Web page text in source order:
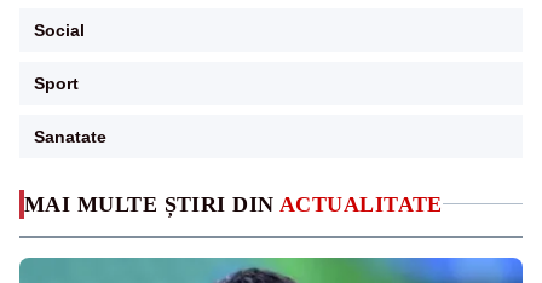
MAI MULTE ȘTIRI DIN ACTUALITATE
Social
Sport
Sanatate